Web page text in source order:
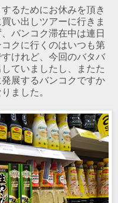
るためにお休みを頂き
い出しツアーに行きま
バンコク滞在中は連日
クに行くのはいつも第
けれど、今回のバタバ
ていましたし、またた
展するバンコクですか
ました。